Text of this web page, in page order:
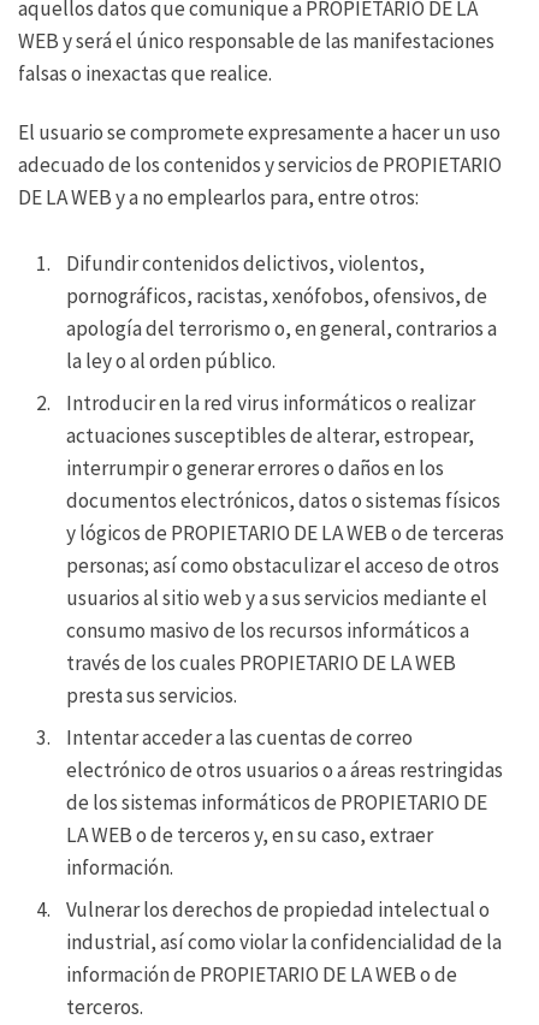
aquellos datos que comunique a PROPIETARIO DE LA
WEB y será el único responsable de las manifestaciones
falsas o inexactas que realice.
El usuario se compromete expresamente a hacer un uso
adecuado de los contenidos y servicios de PROPIETARIO
DE LA WEB y a no emplearlos para, entre otros:
Difundir contenidos delictivos, violentos,
pornográficos, racistas, xenófobos, ofensivos, de
apología del terrorismo o, en general, contrarios a
la ley o al orden público.
Introducir en la red virus informáticos o realizar
actuaciones susceptibles de alterar, estropear,
interrumpir o generar errores o daños en los
documentos electrónicos, datos o sistemas físicos
y lógicos de PROPIETARIO DE LA WEB o de terceras
personas; así como obstaculizar el acceso de otros
usuarios al sitio web y a sus servicios mediante el
consumo masivo de los recursos informáticos a
través de los cuales PROPIETARIO DE LA WEB
presta sus servicios.
Intentar acceder a las cuentas de correo
electrónico de otros usuarios o a áreas restringidas
de los sistemas informáticos de PROPIETARIO DE
LA WEB o de terceros y, en su caso, extraer
información.
Vulnerar los derechos de propiedad intelectual o
industrial, así como violar la confidencialidad de la
información de PROPIETARIO DE LA WEB o de
terceros.